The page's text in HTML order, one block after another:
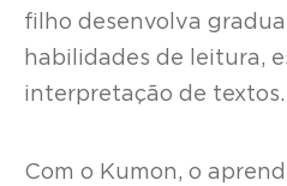
filho desenvolva
habilidades de leitura,
interpretação de textos.
Com o Kumon, o